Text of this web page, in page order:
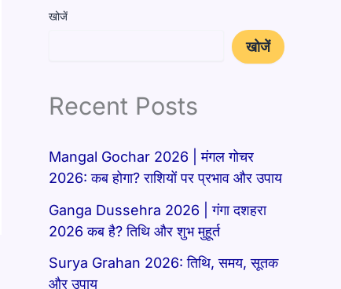
खोजें
खोजें
Recent Posts
Mangal Gochar 2026 | मंगल गोचर
2026: कब होगा? राशियों पर प्रभाव और उपाय
Ganga Dussehra 2026 | गंगा दशहरा
2026 कब है? तिथि और शुभ मुहूर्त
Surya Grahan 2026: तिथि, समय, सूतक
और उपाय